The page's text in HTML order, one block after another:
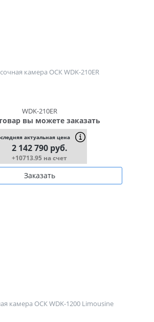
камера ОСК WDK-210ER
WDK-210ER
вы можете заказать
актуальная цена
2 142 790 руб.
+10713.95 на счет
Заказать
камера ОСК WDK-1200 Limousine